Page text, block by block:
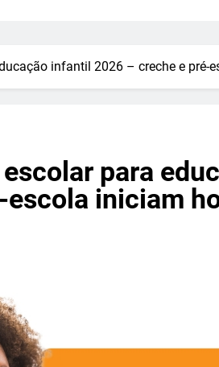
infantil 2026 – creche e pré-
para
iniciam